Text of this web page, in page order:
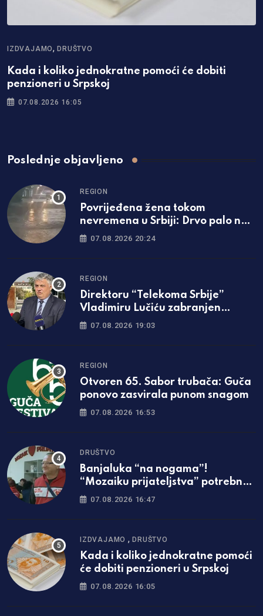
IZDVAJAMO,DRUŠTVO
Kada i koliko jednokratne pomoći će dobiti
penzioneri u Srpskoj
07.08.2026 16:05
Poslednje objavljeno
REGION
Povrijeđena žena tokom
nevremena u Srbiji: Drvo palo na
nju, hitno prevezena u bolnicu
07.08.2026 20:24
REGION
Direktoru “Telekoma Srbije”
Vladimiru Lučiću zabranjen
ulazak na Kosmet
07.08.2026 19:03
REGION
Otvoren 65. Sabor trubača: Guča
ponovo zasvirala punom snagom
07.08.2026 16:53
DRUŠTVO
Banjaluka “na nogama”!
“Mozaiku prijateljstva” potrebna
parcela za gradnju javne kuhinje
07.08.2026 16:47
IZDVAJAMO ,DRUŠTVO
Kada i koliko jednokratne pomoći
će dobiti penzioneri u Srpskoj
07.08.2026 16:05